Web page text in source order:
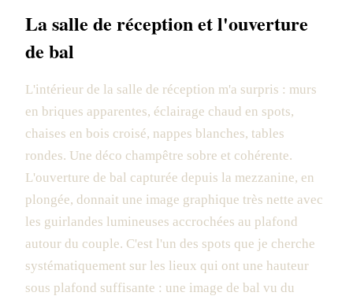
La salle de réception et l'ouverture
de bal
L'intérieur de la salle de réception m'a surpris : murs
en briques apparentes, éclairage chaud en spots,
chaises en bois croisé, nappes blanches, tables
rondes. Une déco champêtre sobre et cohérente.
L'ouverture de bal capturée depuis la mezzanine, en
plongée, donnait une image graphique très nette avec
les guirlandes lumineuses accrochées au plafond
autour du couple. C'est l'un des spots que je cherche
systématiquement sur les lieux qui ont une hauteur
sous plafond suffisante : une image de bal vu du